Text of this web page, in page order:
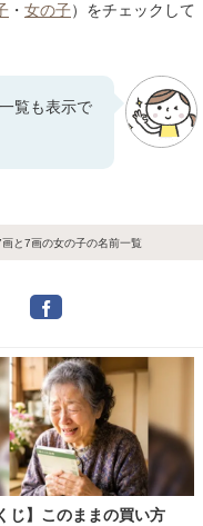
・ 女の子）をチェックして
覧も表示で
と7画の女の子の名前一覧
じ】このままの買い方